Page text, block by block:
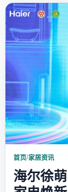
首页
家居风水
家具知识
家装攻略
首页/家居资讯
海尔徐萌